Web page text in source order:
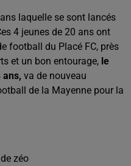
laquelle se sont lancés
4 jeunes de 20 ans ont
football du Placé FC, près
et un bon entourage, le
va de nouveau
de la Mayenne pour la
zéo